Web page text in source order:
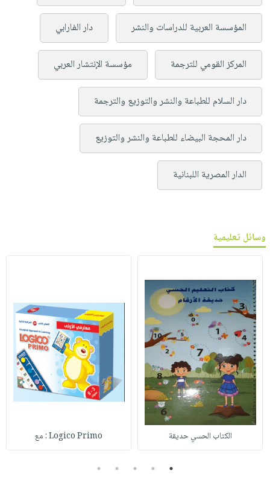
المؤسسة العربية للدراسات والنشر دار الفارابي
المركز القومي للترجمة مؤسسة الإنتشار العربي
دار السلام للطباعة والنشر والتوزيع والترجمة
دار المحجة البيضاء للطباعة والنشر والتوزيع
الدار المصرية اللبنانية
وسائل تعليمية
الكتاب الحسي حديقة Logico Primo : مع
1
2
3
4
5